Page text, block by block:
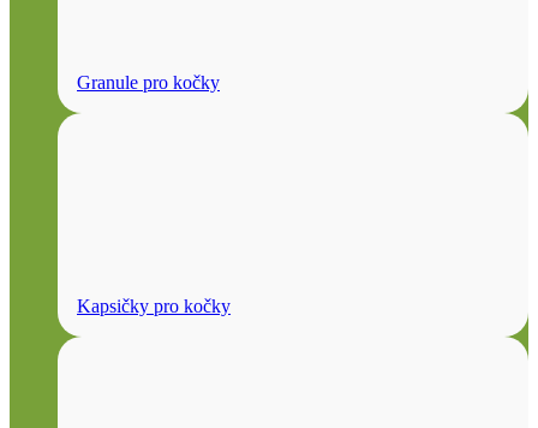
Granule pro kočky
Kapsičky pro kočky